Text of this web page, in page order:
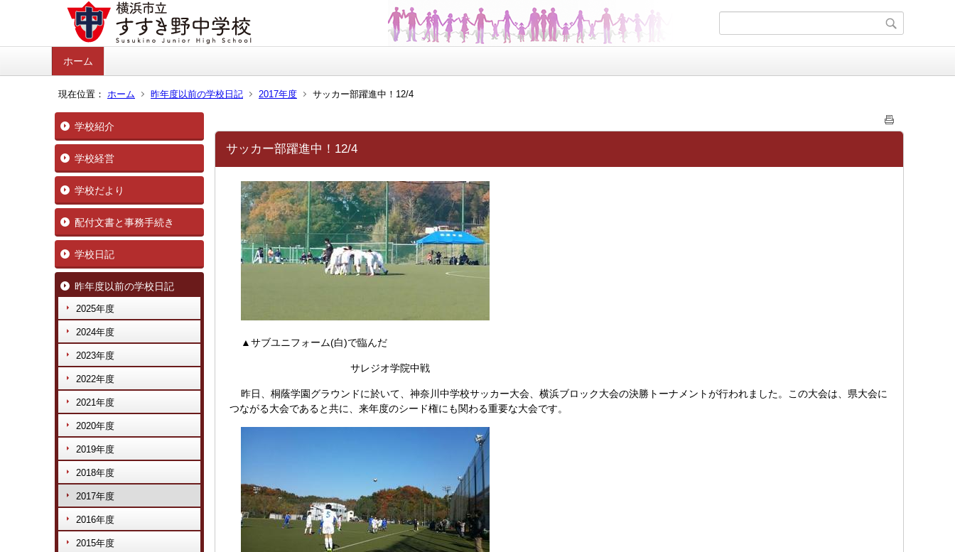
ホーム
現在位置： ホーム 昨年度以前の学校日記 2017年度 サッカー部躍進中！12/4
学校紹介
学校経営
学校だより
配付文書と事務手続き
学校日記
昨年度以前の学校日記
2025年度
2024年度
2023年度
2022年度
2021年度
2020年度
2019年度
2018年度
2017年度
2016年度
2015年度
サッカー部躍進中！12/4
▲サブユニフォーム(白)で臨んだ
サレジオ学院中戦
昨日、桐蔭学園グラウンドに於いて、神奈川中学校サッカー大会、横浜ブロック大会の決勝トーナメントが行われました。この大会は、県大会に
つながる大会であると共に、来年度のシード権にも関わる重要な大会です。